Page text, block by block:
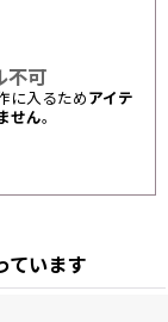
不可
に入るため アイテ
せん。
ています